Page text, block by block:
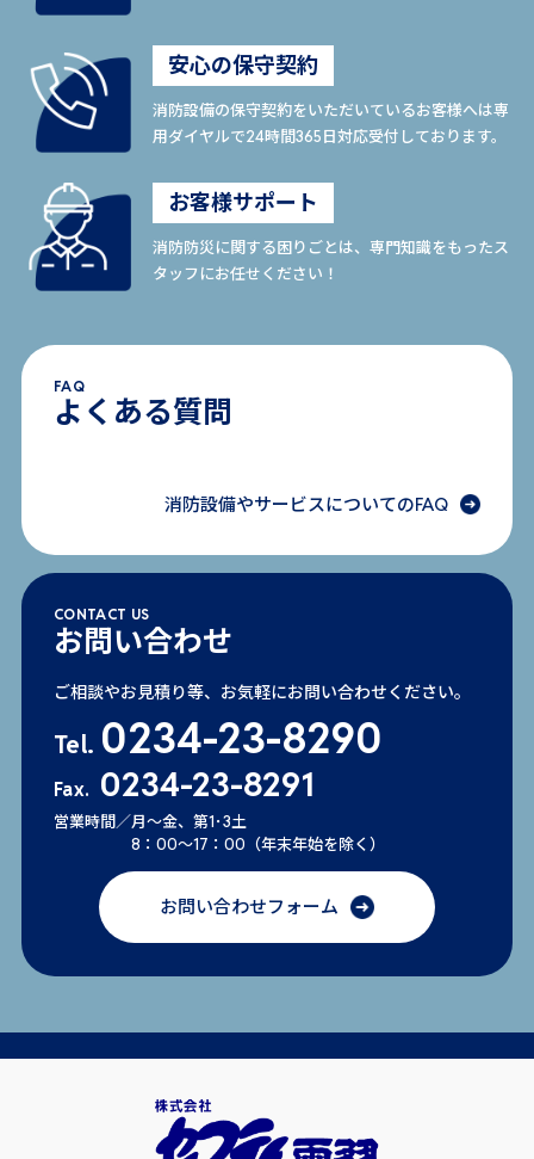
安心の保守契約
消防設備の保守契約をいただいているお客様へは専
用ダイヤルで24時間365日対応受付しております。
お客様サポート
消防防災に関する困りごとは、専門知識をもったス
タッフにお任せください！
FAQ
よくある質問
消防設備やサービスについてのFAQ
CONTACT US
お問い合わせ
ご相談やお見積り等、お気軽にお問い合わせください。
Tel. 0234-23-8290
Fax. 0234-23-8291
営業時間／月～金、第1･3土
8：00～17：00（年末年始を除く）
お問い合わせフォーム